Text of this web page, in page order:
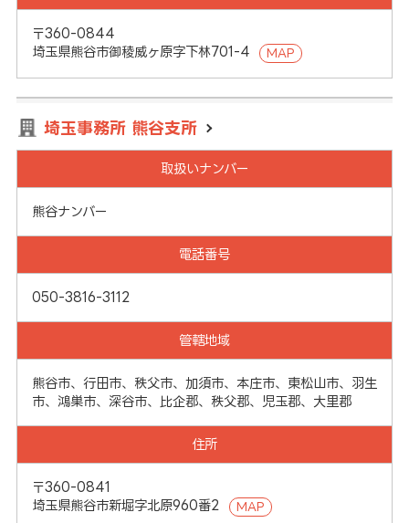
〒360-0844
埼玉県熊谷市御稜威ヶ原字下林701-4
MAP
埼玉事務所 熊谷支所
取扱いナンバー
熊谷ナンバー
電話番号
050-3816-3112
管轄地域
熊谷市、行田市、秩父市、加須市、本庄市、東松山市、羽生
市、鴻巣市、深谷市、比企郡、秩父郡、児玉郡、大里郡
住所
〒360-0841
埼玉県熊谷市新堀字北原960番2
MAP